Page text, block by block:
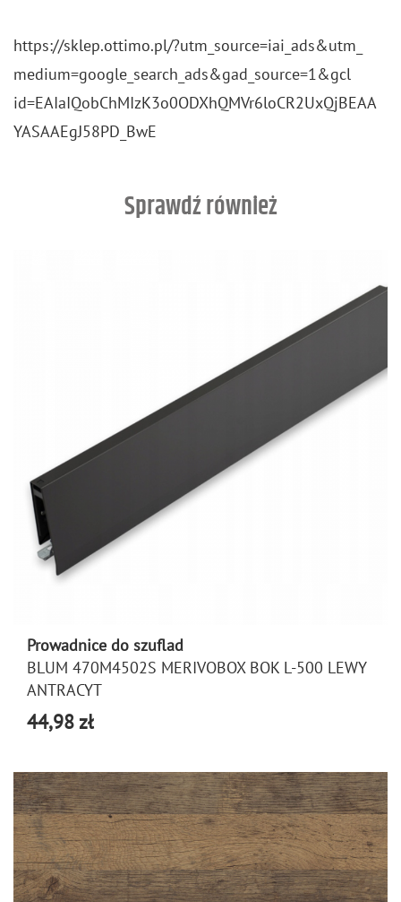
https://​sklep.​ottimo.​pl/?​utm_​source=iai_​ads&​utm_​
med​ium=goo​gle_​search_​ads&​gad_​source=1&​gcl​
id=EAI​aIQo​bChM​IzK3​o0OD​XhQM​Vr6l​oCR2​UxQj​BEAA​
YASA​AEgJ​58PD​_​BwE
Sprawdź również
Prowadnice do szuflad
BLUM 470M4502S MERIVOBOX BOK L-500 LEWY
ANTRACYT
44,98 zł